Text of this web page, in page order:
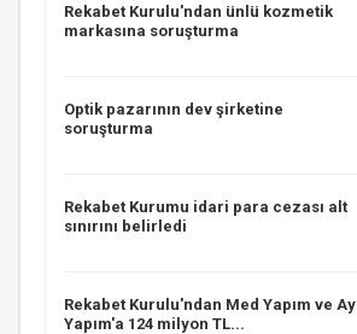
Rekabet Kurulu'ndan ünlü kozmetik
markasına soruşturma
Optik pazarının dev şirketine
soruşturma
Rekabet Kurumu idari para cezası alt
sınırını belirledi
Rekabet Kurulu'ndan Med Yapım ve Ay
Yapım'a 124 milyon TL...